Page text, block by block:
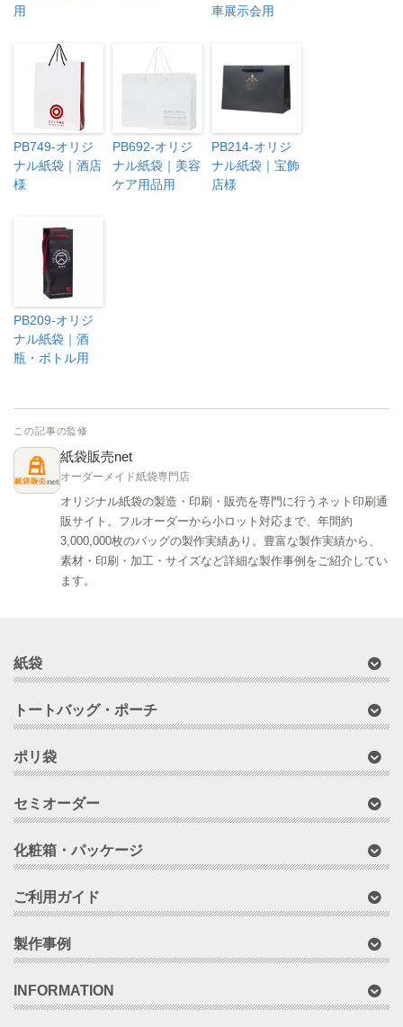
用
車展示会用
PB749-オリジ
ナル紙袋｜酒店
様
PB692-オリジ
ナル紙袋｜美容
ケア用品用
PB214-オリジ
ナル紙袋｜宝飾
店様
PB209-オリジ
ナル紙袋｜酒
瓶・ボトル用
この記事の監修
紙袋販売net
オーダーメイド紙袋専門店
オリジナル紙袋の製造・印刷・販売を専門に行うネット印刷通
販サイト。フルオーダーから小ロット対応まで、年間約
3,000,000枚のバッグの製作実績あり。豊富な製作実績から、
素材・印刷・加工・サイズなど詳細な製作事例をご紹介してい
ます。
紙袋
トートバッグ・ポーチ
ポリ袋
セミオーダー
化粧箱・パッケージ
ご利用ガイド
製作事例
INFORMATION